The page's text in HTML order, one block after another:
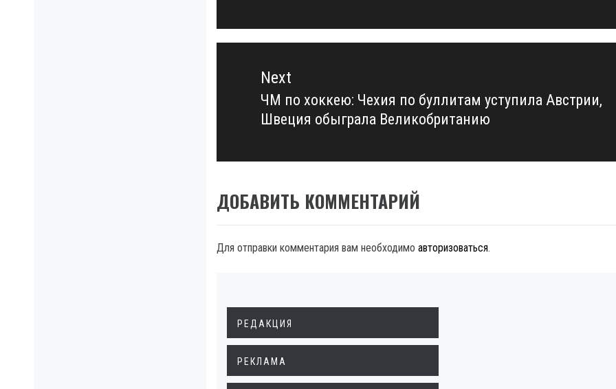
Next
Next
post:
ЧМ по хоккею: Чехия по буллитам уступила Австрии,
Швеция обыграла Великобританию
ДОБАВИТЬ КОММЕНТАРИЙ
Для отправки комментария вам необходимо авторизоваться.
РЕДАКЦИЯ
РЕКЛАМА